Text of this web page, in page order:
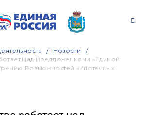
Новости
Над Предложениями «Единой
Возможностей «ипотечных